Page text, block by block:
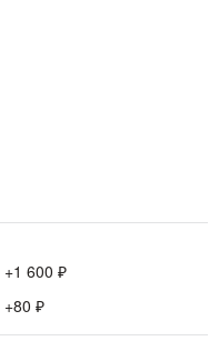
+1 600 ₽
+80 ₽